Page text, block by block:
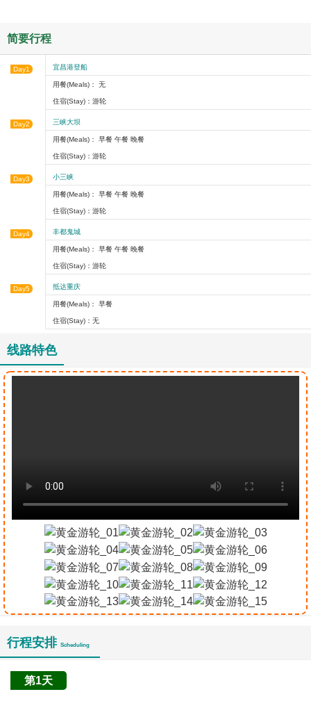
简要行程
Day1 宜昌港登船
用餐(Meals)： 无
住宿(Stay)：游轮
Day2 三峡大坝
用餐(Meals)： 早餐 午餐 晚餐
住宿(Stay)：游轮
Day3 小三峡
用餐(Meals)： 早餐 午餐 晚餐
住宿(Stay)：游轮
Day4 丰都鬼城
用餐(Meals)： 早餐 午餐 晚餐
住宿(Stay)：游轮
Day5 抵达重庆
用餐(Meals)： 早餐
住宿(Stay)：无
线路特色
行程安排 Scheduling
第1天